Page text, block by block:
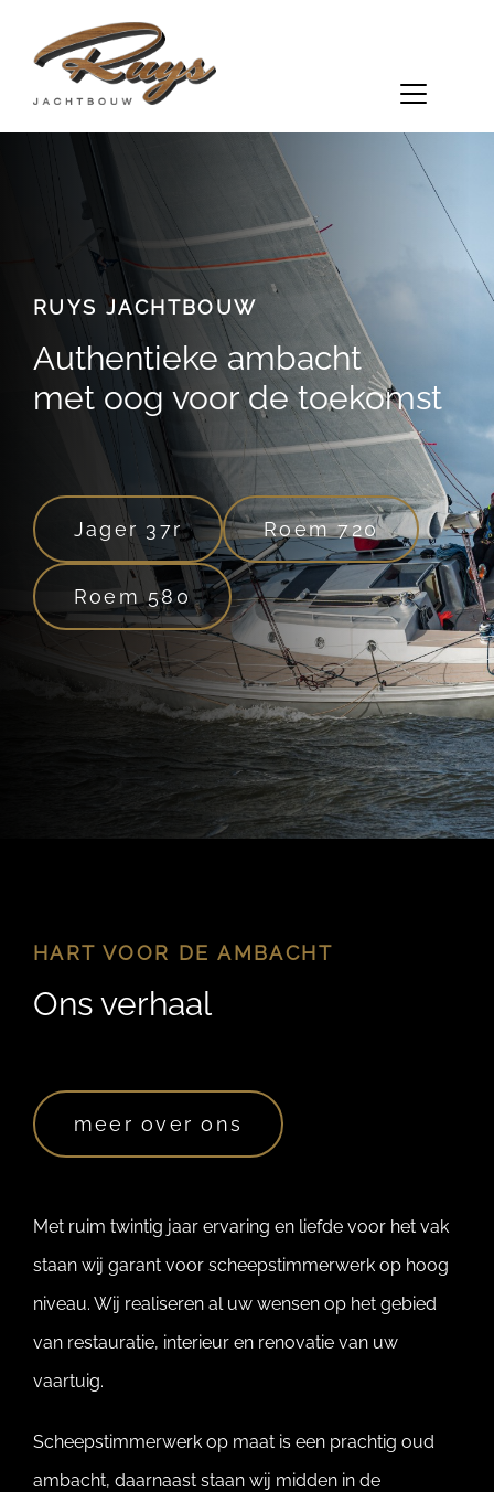
RUYS JACHTBOUW
Authentieke ambacht
met oog voor de toekomst
Jager 37r Roem 720
Roem 580
HART VOOR DE AMBACHT
Ons verhaal
meer over ons
Met ruim twintig jaar ervaring en liefde voor het vak
staan wij garant voor scheepstimmerwerk op hoog
niveau. Wij realiseren al uw wensen op het gebied
van restauratie, interieur en renovatie van uw
vaartuig.
Scheepstimmerwerk op maat is een prachtig oud
ambacht, daarnaast staan wij midden in de